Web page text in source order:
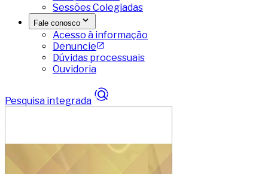
Sessões Colegiadas
Fale conosco
Acesso à informação
Denuncie
Dúvidas processuais
Ouvidoria
Pesquisa integrada